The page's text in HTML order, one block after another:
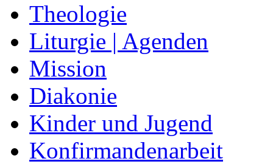
Theologie
Liturgie | Agenden
Mission
Diakonie
Kinder und Jugend
Konfirmandenarbeit